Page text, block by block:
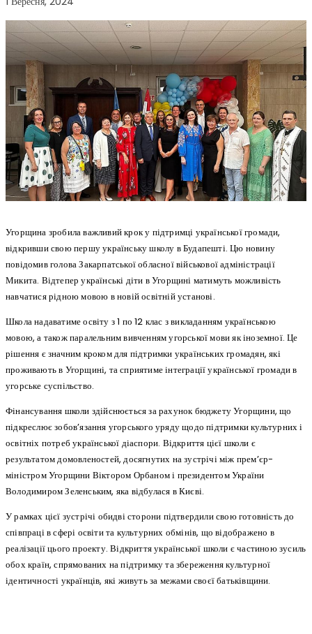
Угорщина зробила важливий крок у підтримці української громади,
відкривши свою першу українську школу в Будапешті. Цю новину
повідомив голова Закарпатської обласної військової адміністрації
Микита. Відтепер українські діти в Угорщині матимуть можливість
навчатися рідною мовою в новій освітній установі.
Школа надаватиме освіту з 1 по 12 клас з викладанням українською
мовою, а також паралельним вивченням угорської мови як іноземної. Це
рішення є значним кроком для підтримки українських громадян, які
проживають в Угорщині, та сприятиме інтеграції української громади в
угорське суспільство.
Фінансування школи здійснюється за рахунок бюджету Угорщини, що
підкреслює зобов’язання угорського уряду щодо підтримки культурних і
освітніх потреб української діаспори. Відкриття цієї школи є
результатом домовленостей, досягнутих на зустрічі між прем’єр-
міністром Угорщини Віктором Орбаном і президентом України
Володимиром Зеленським, яка відбулася в Києві.
У рамках цієї зустрічі обидві сторони підтвердили свою готовність до
співпраці в сфері освіти та культурних обмінів, що відображено в
реалізації цього проекту. Відкриття української школи є частиною зусиль
обох країн, спрямованих на підтримку та збереження культурної
ідентичності українців, які живуть за межами своєї батьківщини.